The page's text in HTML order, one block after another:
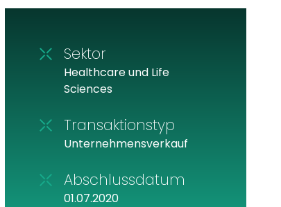
Sektor
Healthcare und Life
Sciences
Transaktionstyp
Unternehmensverkauf
Abschlussdatum
01.07.2020